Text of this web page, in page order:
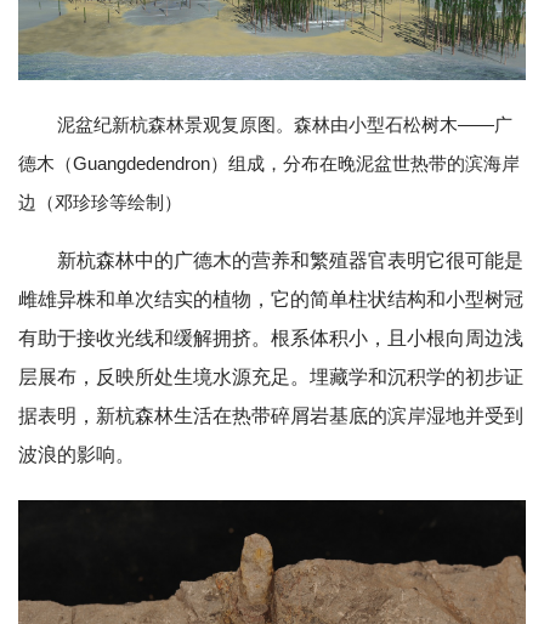
泥盆纪新杭森林景观复原图。森林由小型石松树木——广
德木（Guangdedendron）组成，分布在晚泥盆世热带的滨海岸
边（邓珍珍等绘制）
新杭森林中的广德木的营养和繁殖器官表明它很可能是
雌雄异株和单次结实的植物，它的简单柱状结构和小型树冠
有助于接收光线和缓解拥挤。根系体积小，且小根向周边浅
层展布，反映所处生境水源充足。埋藏学和沉积学的初步证
据表明，新杭森林生活在热带碎屑岩基底的滨岸湿地并受到
波浪的影响。